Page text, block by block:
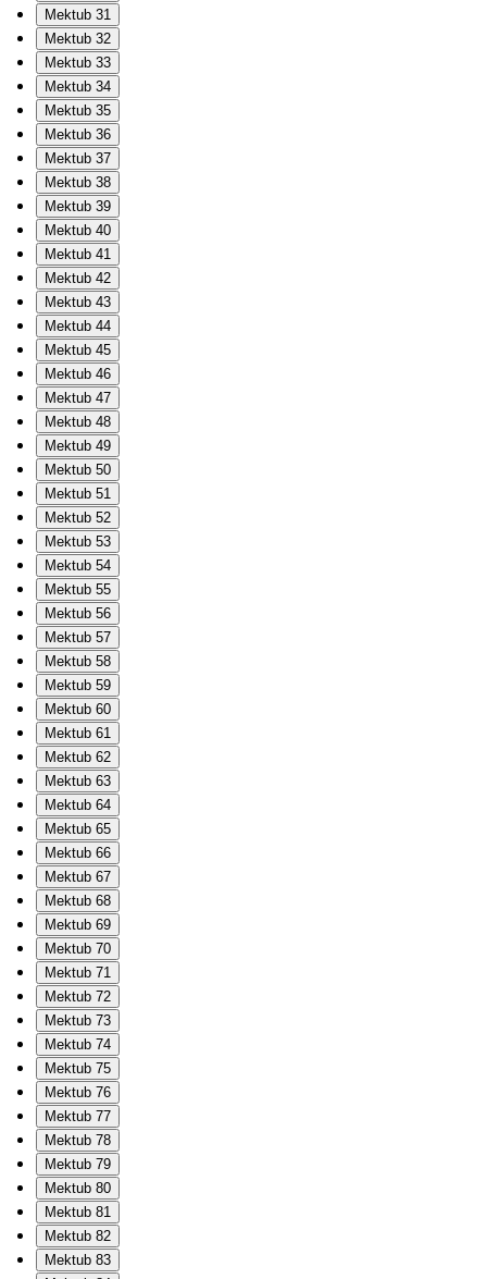
Mektub 31
Mektub 32
Mektub 33
Mektub 34
Mektub 35
Mektub 36
Mektub 37
Mektub 38
Mektub 39
Mektub 40
Mektub 41
Mektub 42
Mektub 43
Mektub 44
Mektub 45
Mektub 46
Mektub 47
Mektub 48
Mektub 49
Mektub 50
Mektub 51
Mektub 52
Mektub 53
Mektub 54
Mektub 55
Mektub 56
Mektub 57
Mektub 58
Mektub 59
Mektub 60
Mektub 61
Mektub 62
Mektub 63
Mektub 64
Mektub 65
Mektub 66
Mektub 67
Mektub 68
Mektub 69
Mektub 70
Mektub 71
Mektub 72
Mektub 73
Mektub 74
Mektub 75
Mektub 76
Mektub 77
Mektub 78
Mektub 79
Mektub 80
Mektub 81
Mektub 82
Mektub 83